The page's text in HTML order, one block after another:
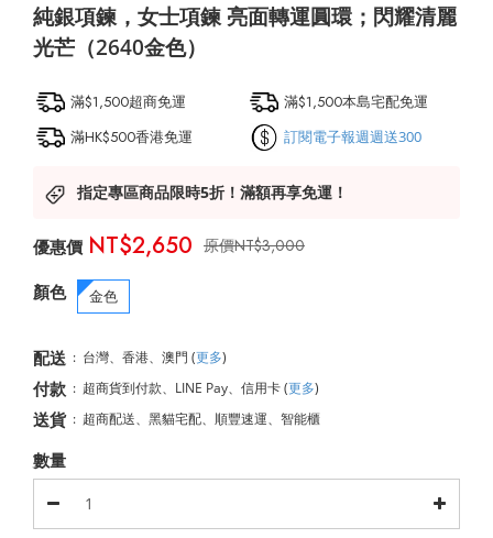
純銀項鍊，女士項鍊 亮面轉運圓環；閃耀清麗
光芒（2640金色）
滿$1,500超商免運
滿$1,500本島宅配免運
滿HK$500香港免運
訂閱電子報週週送300
指定專區商品限時5折！滿額再享免運！
NT$3,000
NT$2,650
顏色 金色
配送 : 台灣、香港、澳門 (更多)
付款 : 超商貨到付款、LINE Pay、信用卡(更多)
送貨 : 超商配送、黑貓宅配、順豐速運、智能櫃
數量